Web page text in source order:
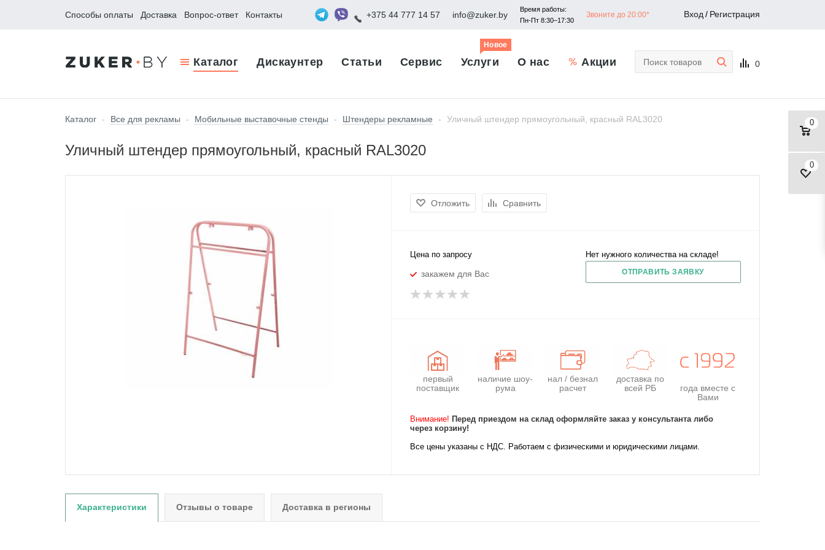
Способы оплаты Доставка Вопрос-ответ Контакты +375 44 777 14 57 info@zuker.by
Время работы:
Пн-Пт 8:30–17:30
Звоните до 20:00* Вход / Регистрация
Каталог Дискаунтер Статьи Сервис Услуги
Новое
О нас Акции 0
0
0
Каталог - Все для рекламы - Мобильные выставочные стенды - Штендеры рекламные - Уличный штендер прямоугольный, красный RAL3020
Уличный штендер прямоугольный, красный RAL3020
Отложить Сравнить
Цена по запросу
закажем для Вас
Нет нужного количества на складе!
ОТПРАВИТЬ ЗАЯВКУ
первый
поставщик
наличие шоу-
рума
нал / безнал
расчет
доставка по
всей РБ
года вместе с
Вами
Внимание! Перед приездом на склад оформляйте заказ у консультанта либо
через корзину!
Все цены указаны с НДС. Работаем с физическими и юридическими лицами.
Характеристики Отзывы о товаре Доставка в регионы